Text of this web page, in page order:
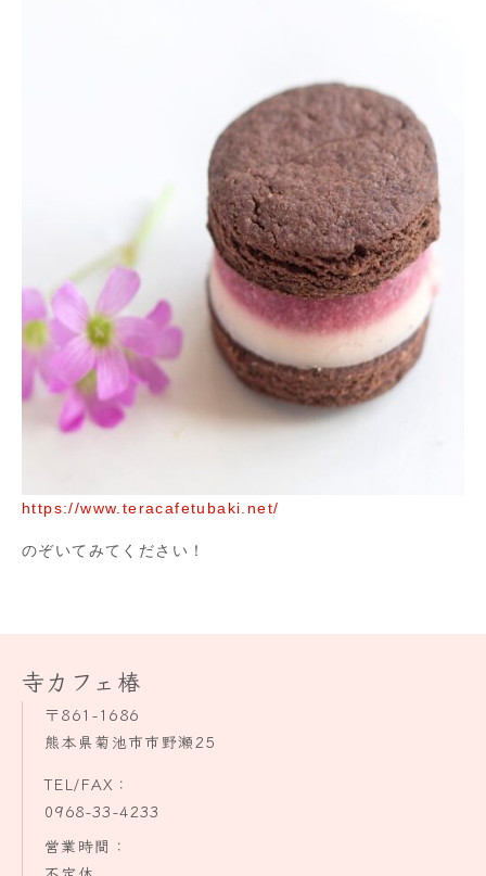
https://www.teracafetubaki.net/
のぞいてみてください！
寺カフェ椿
〒861-1686
熊本県菊池市市野瀬25
TEL/FAX：
0968-33-4233
営業時間：